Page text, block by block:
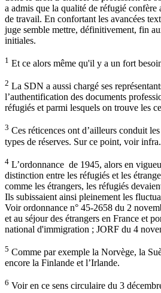
a admis que la qualité de réfugié confère
de travail. En confortant les avancées
juge semble mettre, définitivement, fin
initiales.
1 Et ce alors même qu'il y a un fort
2 La SDN a aussi chargé ses
l’authentification des documents
réfugiés et parmi lesquels on trouve les
3 Ces réticences ont d’ailleurs conduit
types de réserves. Sur ce point, voir infra.
4 L’ordonnance de 1945, alors en
distinction entre les réfugiés et les
comme les étrangers, les réfugiés
Ils subissaient ainsi pleinement les
Voir ordonnance n° 45-2658 du 2
et au séjour des étrangers en France et
national d'immigration ; JORF du 4
5 Comme par exemple la Norvège, la
encore la Finlande et l’Irlande.
6 Voir en ce sens circulaire du 3